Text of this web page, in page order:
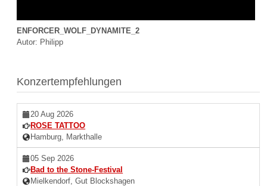
ENFORCER_WOLF_DYNAMITE_2
Autor: Philipp
Konzertempfehlungen
20 Aug 2026
ROSE TATTOO
Hamburg, Markthalle
05 Sep 2026
Bad to the Stone-Festival
Mielkendorf, Gut Blockshagen